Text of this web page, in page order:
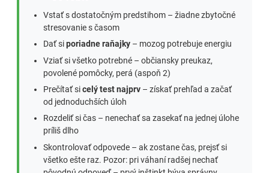
Vstať s dostatočným predstihom – žiadne zbytočné
stresovanie s časom
Dať siporiadne raňajky – mozog potrebuje energiu
Vziať si všetko potrebné – občiansky preukaz,
povolené pomôcky, perá (aspoň 2)
Prečítať sicelý test najprv – získať prehľad a začať
od jednoduchších úloh
Rozdeliť si čas – nenechať sa zasekať na jednej úlohe
príliš dlho
Skontrolovať odpovede – ak zostane čas, prejsť si
všetko ešte raz. Pozor: pri váhaní radšej nechať